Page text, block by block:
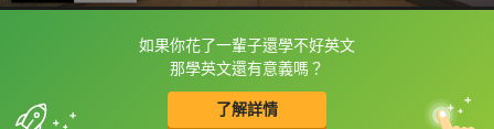
如果你花了一輩子還學不好英文
那學英文還有意義嗎？
了解詳情
框選或點兩下字幕可以直接查字典喔！